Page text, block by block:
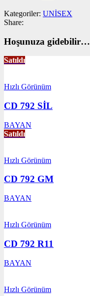
Kategoriler: UNİSEX
Share:
Hoşunuza gidebilir…
Satıldı
Hızlı Görünüm
CD 792 SİL
BAYAN
Satıldı
Hızlı Görünüm
CD 792 GM
BAYAN
Hızlı Görünüm
CD 792 R11
BAYAN
Hızlı Görünüm